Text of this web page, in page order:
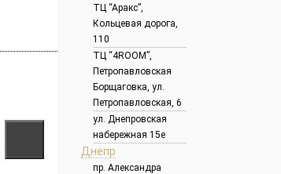
ТЦ “Аракс”,
Кольцевая дорога,
110
ТЦ “4ROOM”,
Петропавловская
Борщаговка, ул.
Петропавловская, 6
ул. Днепровская
набережная 15е
Днепр
пр. Александра